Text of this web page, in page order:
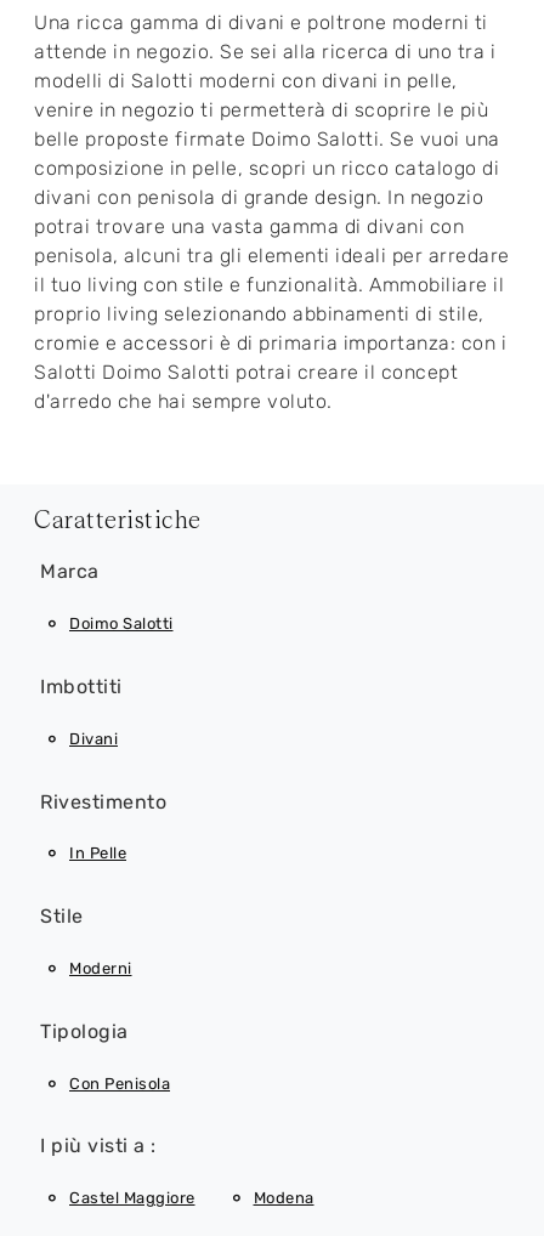
Una ricca gamma di divani e poltrone moderni ti
attende in negozio. Se sei alla ricerca di uno tra i
modelli di Salotti moderni con divani in pelle,
venire in negozio ti permetterà di scoprire le più
belle proposte firmate Doimo Salotti. Se vuoi una
composizione in pelle, scopri un ricco catalogo di
divani con penisola di grande design. In negozio
potrai trovare una vasta gamma di divani con
penisola, alcuni tra gli elementi ideali per arredare
il tuo living con stile e funzionalità. Ammobiliare il
proprio living selezionando abbinamenti di stile,
cromie e accessori è di primaria importanza: con i
Salotti Doimo Salotti potrai creare il concept
d'arredo che hai sempre voluto.
Caratteristiche
Marca
Doimo Salotti
Imbottiti
Divani
Rivestimento
In Pelle
Stile
Moderni
Tipologia
Con Penisola
I più visti a :
Castel Maggiore Modena